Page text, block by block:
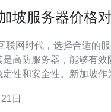
坡服务器价格
是高防服务器，能够有
定性和安全性。新加坡作
价格进行详细对比，并
日